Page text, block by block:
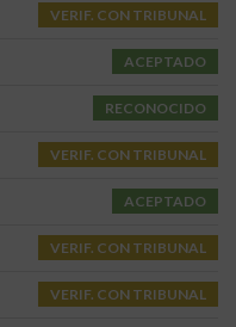
VERIF. CON TRIBUNAL
ACEPTADO
RECONOCIDO
VERIF. CON TRIBUNAL
ACEPTADO
VERIF. CON TRIBUNAL
VERIF. CON TRIBUNAL